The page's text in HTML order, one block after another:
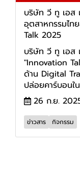
บริษัท วี ทู เอส
อุตสาหกรรมไท
Talk 2025
บริษัท วี ทู เอส
"Innovation
ด้าน Digital
ปล่อยคาร์บอนใ
26 ก.ย.
ข่าวสาร กิจกรรม